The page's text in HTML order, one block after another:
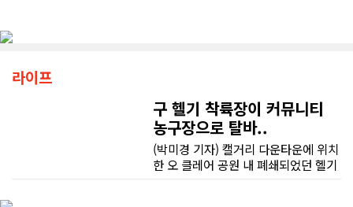
라이프
구 헬기 착륙장이 커뮤니티
농구장으로 탈바..
(박미경 기자) 캘거리 다운타운에 위치
한 오 클레어 공원 내 폐쇄되었던 헬기